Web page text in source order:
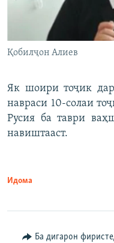
Қобилҷон Алиев
Як шоири тоҷик
навраси 10-солаи
Русия ба таври
навиштааст.
Идома
Ба дигарон